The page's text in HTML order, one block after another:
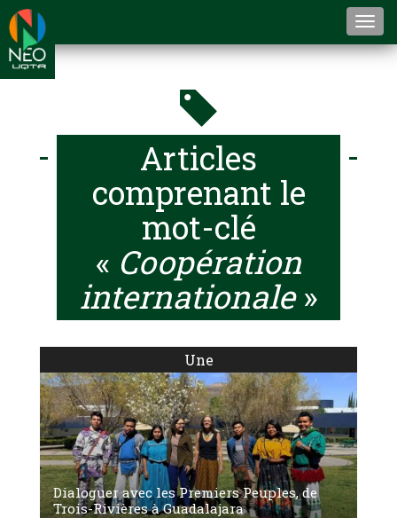
Articles
comprenant le
mot-clé
« Coopération
internationale»
Une
Dialoguer avec les Premiers Peuples, de
Trois-Rivières à Guadalajara